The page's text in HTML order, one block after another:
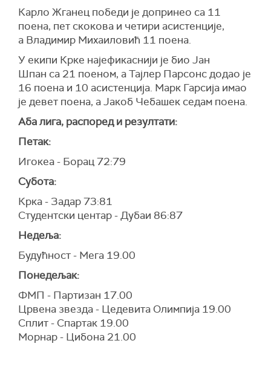
Карло Жганец победи је допринео са 11
поена, пет скокова и четири асистенције,
а Владимир Михаиловић 11 поена.
У екипи Крке најефикаснији је био Јан
Шпан са 21 поеном, а Тајлер Парсонс додао је
16 поена и 10 асистенција. Марк Гарсија имао
је девет поена, а Јакоб Чебашек седам поена.
Аба лига, распоред и резултати:
Петак:
Игокеа - Борац 72:79
Субота:
Крка - Задар 73:81
Студентски центар - Дубаи 86:87
Недеља:
Будућност - Мега 19.00
Понедељак:
ФМП - Партизан 17.00
Црвена звезда - Цедевита Олимпија 19.00
Сплит - Спартак 19.00
Морнар - Цибона 21.00